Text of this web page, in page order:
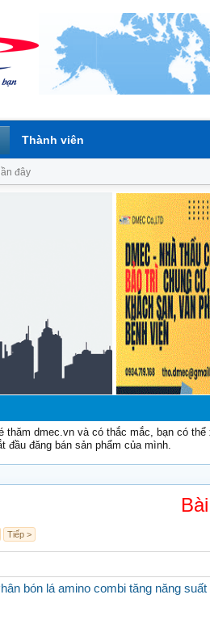
thăm dmec.vn và có thắc mắc, bạn có
đầu đăng bán sản phẩm của mình.
Tiếp >
bón lá amino combi tăng năng suất
đây
Thành viên